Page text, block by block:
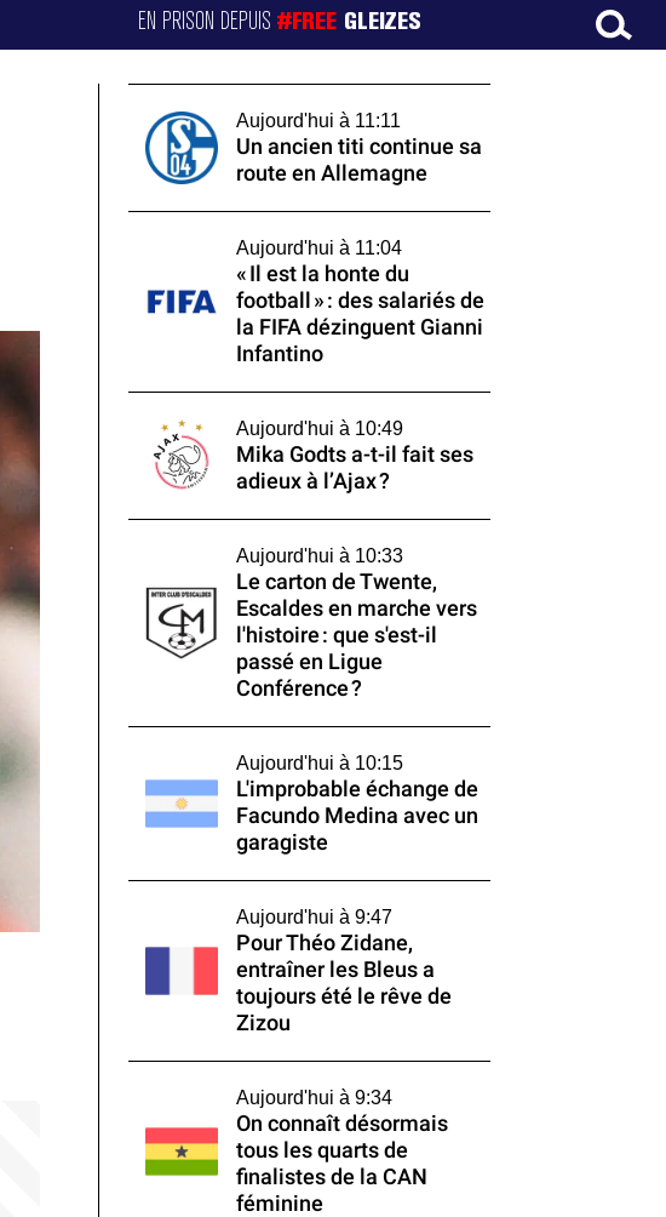
EN PRISON DEPUIS#FREE GLEIZES
Aujourd'hui à 11:11
Un ancien titi continue sa
route en Allemagne
Aujourd'hui à 11:04
« Il est la honte du
football » : des salariés de
la FIFA dézinguent Gianni
Infantino
Aujourd'hui à 10:49
Mika Godts a-t-il fait ses
adieux à l’Ajax ?
Aujourd'hui à 10:33
Le carton de Twente,
Escaldes en marche vers
l'histoire : que s'est-il
passé en Ligue
Conférence ?
Aujourd'hui à 10:15
L'improbable échange de
Facundo Medina avec un
garagiste
Aujourd'hui à 9:47
Pour Théo Zidane,
entraîner les Bleus a
toujours été le rêve de
Zizou
Aujourd'hui à 9:34
On connaît désormais
tous les quarts de
finalistes de la CAN
féminine